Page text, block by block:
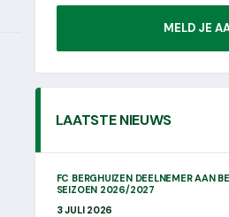
MELD JE
LAATSTE NIEUWS
FC BERGHUIZEN DEELNEMER AAN
SEIZOEN 2026/2027
3 JULI 2026